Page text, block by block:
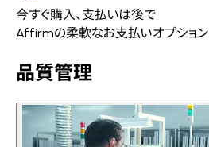
今すぐ購入、支払いは後で
Affirmの柔軟なお支払いオプション
品質管理